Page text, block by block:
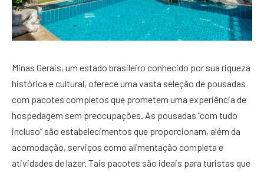
Minas Gerais, um estado brasileiro conhecido por sua riqueza
histórica e cultural, oferece uma vasta seleção de pousadas
com pacotes completos que prometem uma experiência de
hospedagem sem preocupações. As pousadas “com tudo
incluso” são estabelecimentos que proporcionam, além da
acomodação, serviços como alimentação completa e
atividades de lazer. Tais pacotes são ideais para turistas que